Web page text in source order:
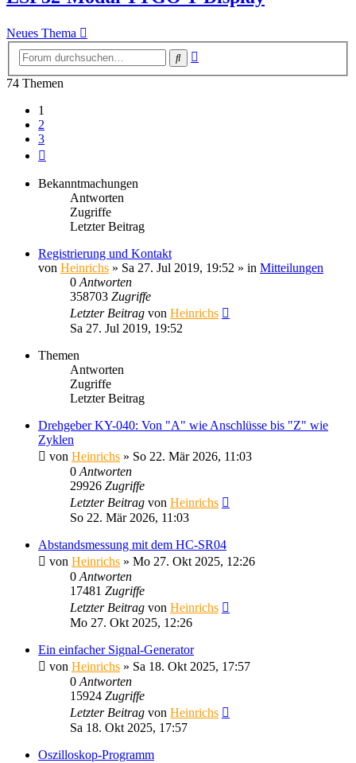
Neues Thema
Suche
74 Themen
1
2
3
Bekanntmachungen
Antworten
Zugriffe
Letzter Beitrag
Registrierung und Kontakt
von Heinrichs » Sa 27. Jul 2019, 19:52 » in Mitteilungen
0 Antworten
358703 Zugriffe
Letzter Beitrag von Heinrichs
Sa 27. Jul 2019, 19:52
Themen
Antworten
Zugriffe
Letzter Beitrag
Drehgeber KY-040: Von "A" wie Anschlüsse bis "Z" wie
Zyklen
von Heinrichs » So 22. Mär 2026, 11:03
0 Antworten
29926 Zugriffe
Letzter Beitrag von Heinrichs
So 22. Mär 2026, 11:03
Abstandsmessung mit dem HC-SR04
von Heinrichs » Mo 27. Okt 2025, 12:26
0 Antworten
17481 Zugriffe
Letzter Beitrag von Heinrichs
Mo 27. Okt 2025, 12:26
Ein einfacher Signal-Generator
von Heinrichs » Sa 18. Okt 2025, 17:57
0 Antworten
15924 Zugriffe
Letzter Beitrag von Heinrichs
Sa 18. Okt 2025, 17:57
Oszilloskop-Programm